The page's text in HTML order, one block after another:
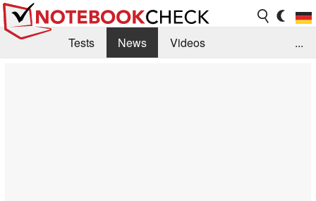
Tests News
Videos
...